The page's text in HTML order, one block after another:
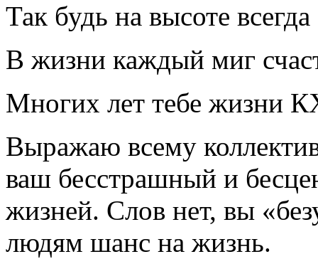
Так будь на высоте
В жизни каждый миг
Многих лет тебе жизни
Выражаю всему
ваш бесстрашный и
жизней. Слов нет, вы
людям шанс на жизнь.